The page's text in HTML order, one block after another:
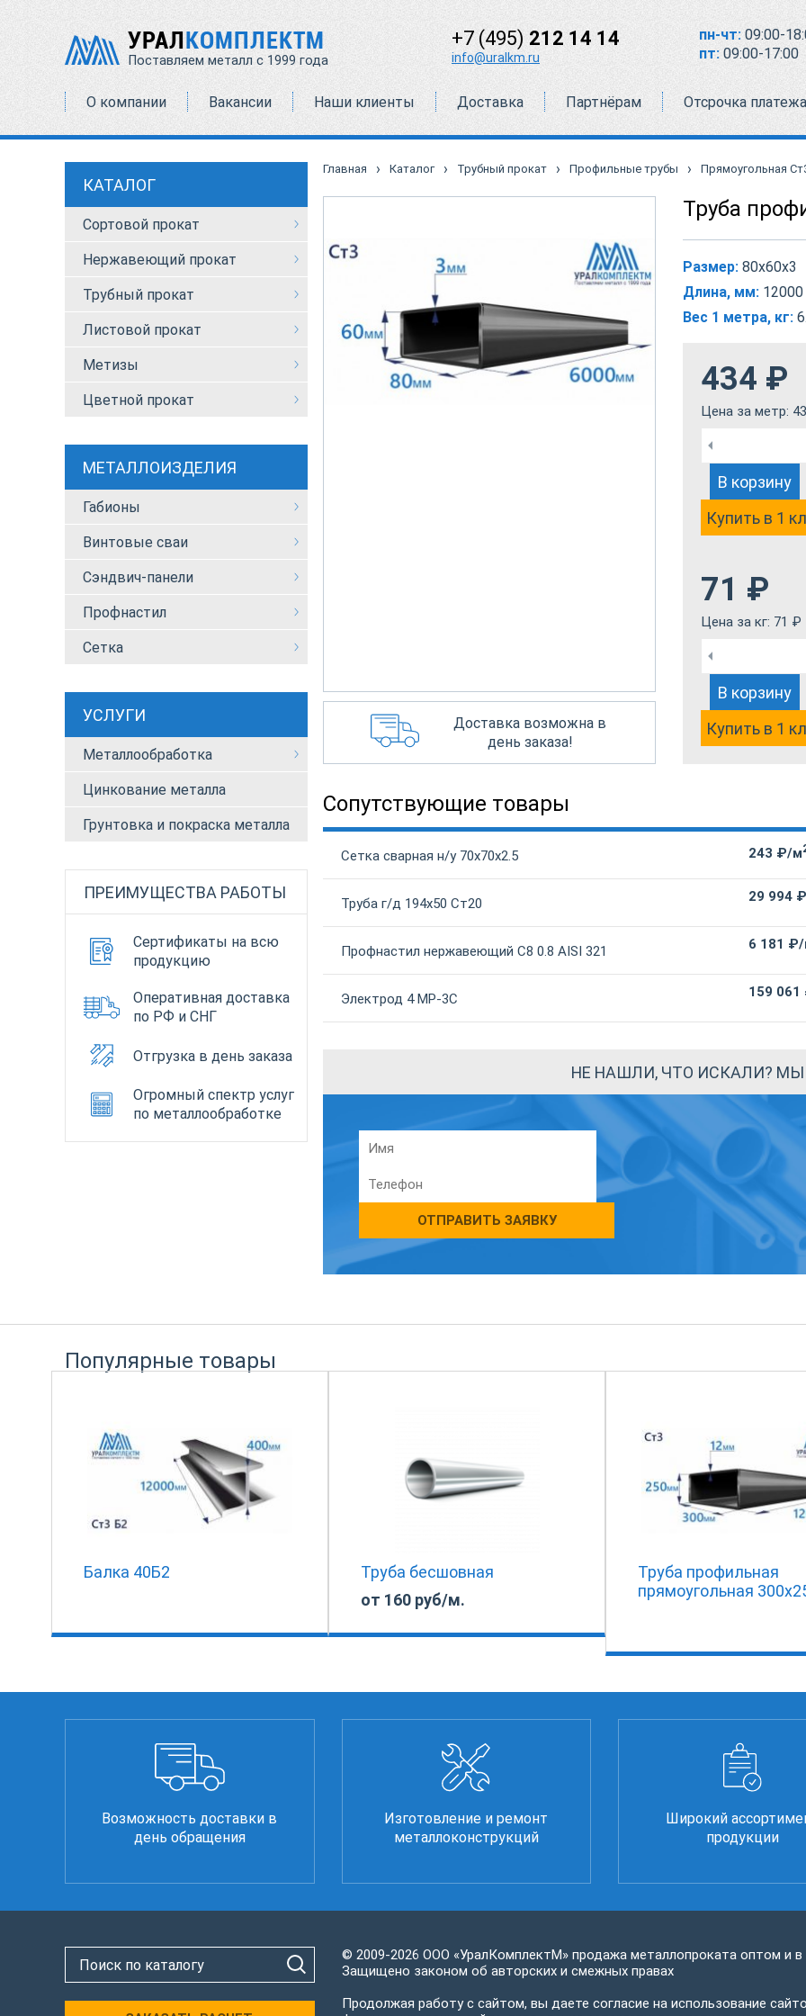
УРАЛКОМПЛЕКТМ
Поставляем металл с 1999 года
+7 (495) 212 14 14
info@uralkm.ru
пн-чт: 09:00-
пт: 09:00-17:00
О компании Вакансии Наши клиенты Доставка Партнёрам Отсрочка платежа
КАТАЛОГ
Сортовой прокат
Нержавеющий прокат
Трубный прокат
Листовой прокат
Метизы
Цветной прокат
МЕТАЛЛОИЗДЕЛИЯ
Габионы
Винтовые сваи
Сэндвич-панели
Профнастил
Сетка
УСЛУГИ
Металлообработка
Цинкование металла
Грунтовка и покраска металла
ПРЕИМУЩЕСТВА РАБОТЫ
Сертификаты на всю
продукцию
Оперативная доставка
по РФ и СНГ
Отгрузка в день заказа
Огромный спектр услуг
по металлообработке
Главная › Каталог › Трубный прокат › Профильные трубы › Прямоугольная
Доставка возможна в
день заказа!
Труба
Размер: 80х60х3
Длина, мм: 12000
Вес 1 метра, кг:
434 ₽
Цена за метр:
В корзину
Купить в 1
71 ₽
Цена за кг: 71 ₽
В корзину
Купить в 1
Сопутствующие товары
Сетка сварная н/у 70х70х2.5 243 ₽/м
Труба г/д 194х50 Ст20 29 994
Профнастил нержавеющий С8 0.8 AISI 321 6 181 ₽/
Электрод 4 МР-3С 159 061
НЕ НАШЛИ, ЧТО ИСКАЛИ?
ОТПРАВИТЬ ЗАЯВКУ
Популярные товары
Балка 40Б2
Труба бесшовная
от 160 руб/м.
Труба профильная
прямоугольная
Возможность доставки в
день обращения
Изготовление и ремонт
металлоконструкций
Широкий
продукции
© 2009-2026 ООО «УралКомплектМ» продажа металлопроката оптом и в
Защищено законом об авторских и смежных правах
Продолжая работу с сайтом, вы даете согласие на использование